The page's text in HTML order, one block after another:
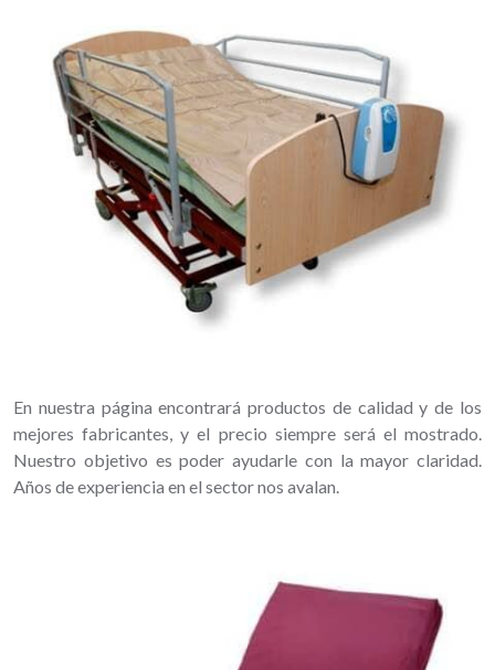
En nuestra página encontrará productos de calidad y de los
mejores fabricantes, y el precio siempre será el mostrado.
Nuestro objetivo es poder ayudarle con la mayor claridad.
Años de experiencia en el sector nos avalan.